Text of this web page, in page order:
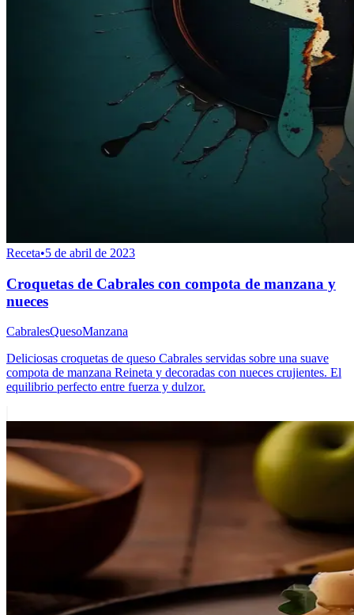
Receta•5 de abril de 2023
Croquetas de Cabrales con compota de manzana y
nueces
CabralesQuesoManzana
Deliciosas croquetas de queso Cabrales servidas sobre una suave
compota de manzana Reineta y decoradas con nueces crujientes. El
equilibrio perfecto entre fuerza y dulzor.